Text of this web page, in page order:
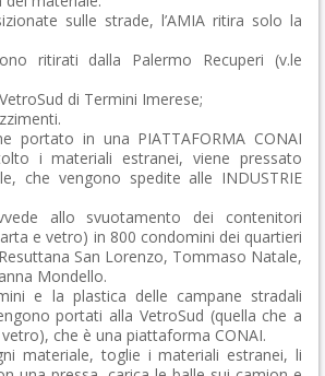
sulle strade, l’AMIA ritira solo la
ritirati dalla Palermo Recuperi (v.le
di Termini Imerese;
portato in una PIATTAFORMA CONAI
i materiali estranei, viene pressato
che vengono spedite alle INDUSTRIE
allo svuotamento dei contenitori
e vetro) in 800 condomini dei quartieri
San Lorenzo, Tommaso Natale,
Mondello.
e la plastica delle campane stradali
portati alla VetroSud (quella che a
che è una piattaforma CONAI.
materiale, toglie i materiali estranei, li